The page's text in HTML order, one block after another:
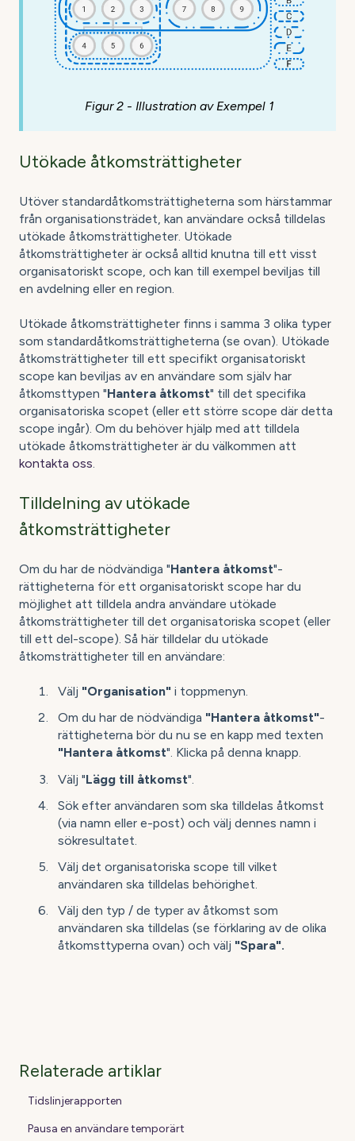
Figur 2 - Illustration av Exempel 1
Utökade åtkomsträttigheter
Utöver standardåtkomsträttigheterna som härstammar
från organisationsträdet, kan användare också tilldelas
utökade åtkomsträttigheter. Utökade
åtkomsträttigheter är också alltid knutna till ett visst
organisatoriskt scope, och kan till exempel beviljas till
en avdelning eller en region.
Utökade åtkomsträttigheter finns i samma 3 olika typer
som standardåtkomsträttigheterna (se ovan). Utökade
åtkomsträttigheter till ett specifikt organisatoriskt
scope kan beviljas av en användare som själv har
åtkomsttypen "Hantera åtkomst" till det specifika
organisatoriska scopet (eller ett större scope där detta
scope ingår). Om du behöver hjälp med att tilldela
utökade åtkomsträttigheter är du välkommen att
kontakta oss.
Tilldelning av utökade
åtkomsträttigheter
Om du har de nödvändiga "Hantera åtkomst"-
rättigheterna för ett organisatoriskt scope har du
möjlighet att tilldela andra användare utökade
åtkomsträttigheter till det organisatoriska scopet (eller
till ett del-scope). Så här tilldelar du utökade
åtkomsträttigheter till en användare:
Välj "Organisation" i toppmenyn.
Om du har de nödvändiga "Hantera åtkomst"-
rättigheterna bör du nu se en kapp med texten
"Hantera åtkomst". Klicka på denna knapp.
Välj "Lägg till åtkomst".
Sök efter användaren som ska tilldelas åtkomst
(via namn eller e-post) och välj dennes namn i
sökresultatet.
Välj det organisatoriska scope till vilket
användaren ska tilldelas behörighet.
Välj den typ / de typer av åtkomst som
användaren ska tilldelas (se förklaring av de olika
åtkomsttyperna ovan) och välj "Spara".
Relaterade artiklar
Tidslinjerapporten
Pausa en användare temporärt